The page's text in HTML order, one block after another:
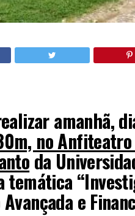
amanhã,
no Anfiteatro
da
temática
e